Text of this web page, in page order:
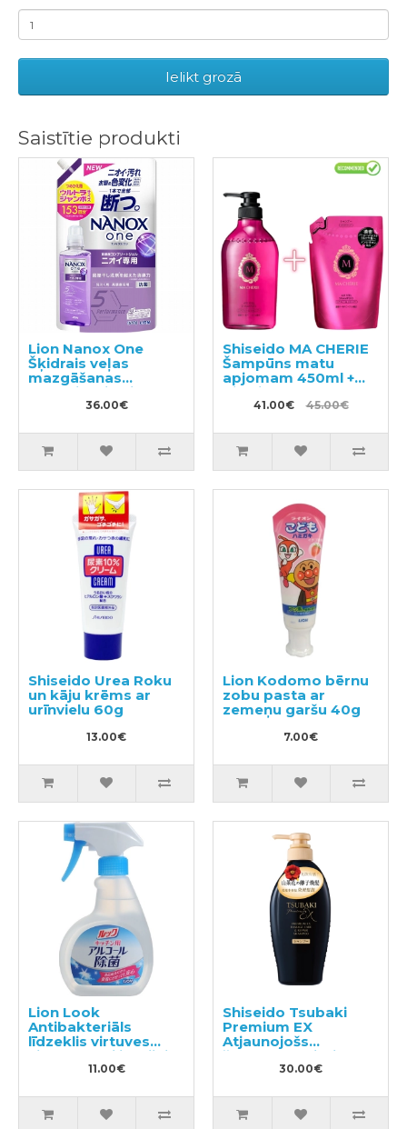
Ielikt grozā
Saistītie produkti
Lion Nanox One
Šķidrais veļas
mazgāšanas
līdzeklis, pildviela
36.00€
Shiseido MA CHERIE
Šampūns matu
apjomam 450ml +
pildviela 380ml
41.00€ 45.00€
Shiseido Urea Roku
un kāju krēms ar
urīnvielu 60g
13.00€
Lion Kodomo bērnu
zobu pasta ar
zemeņu garšu 40g
7.00€
Lion Look
Antibakteriāls
līdzeklis virtuves
virsmu sterilizācijai
11.00€
Shiseido Tsubaki
Premium EX
Atjaunojošs
šampūns bojātiem
matiem 450ml
30.00€